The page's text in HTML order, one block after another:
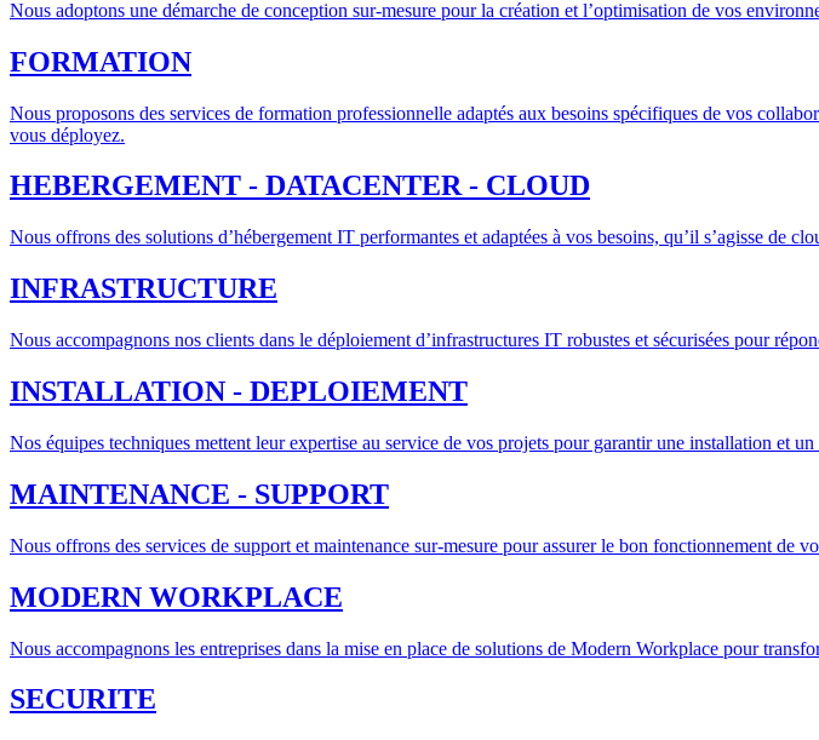
Nous adoptons une démarche de conception sur-mesure pour la création et l’optimisation de vos
FORMATION
Nous proposons des services de formation professionnelle adaptés aux besoins spécifiques de vos
vous déployez.
HEBERGEMENT - DATACENTER - CLOUD
Nous offrons des solutions d’hébergement IT performantes et adaptées à vos besoins, qu’il s’agisse de
INFRASTRUCTURE
Nous accompagnons nos clients dans le déploiement d’infrastructures IT robustes et sécurisées pour
INSTALLATION - DEPLOIEMENT
Nos équipes techniques mettent leur expertise au service de vos projets pour garantir une installation et
MAINTENANCE - SUPPORT
Nous offrons des services de support et maintenance sur-mesure pour assurer le bon fonctionnement de
MODERN WORKPLACE
Nous accompagnons les entreprises dans la mise en place de solutions de Modern Workplace pour
SECURITE